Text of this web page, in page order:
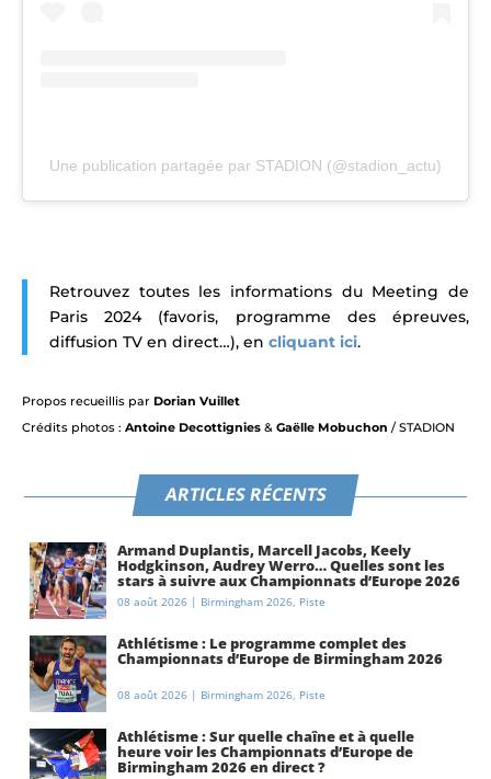
Une publication partagée par STADION (@stadion_actu)
Retrouvez toutes les informations du Meeting de
Paris 2024 (favoris, programme des épreuves,
diffusion TV en direct…), en cliquant ici.
Propos recueillis par Dorian Vuillet
Crédits photos : Antoine Decottignies & Gaëlle Mobuchon / STADION
ARTICLES RÉCENTS
Armand Duplantis, Marcell Jacobs, Keely
Hodgkinson, Audrey Werro… Quelles sont les
stars à suivre aux Championnats d’Europe 2026
à Birmingham ?
08 août 2026 | Birmingham 2026, Piste
Athlétisme : Le programme complet des
Championnats d’Europe de Birmingham 2026
08 août 2026 | Birmingham 2026, Piste
Athlétisme : Sur quelle chaîne et à quelle
heure voir les Championnats d’Europe de
Birmingham 2026 en direct ?